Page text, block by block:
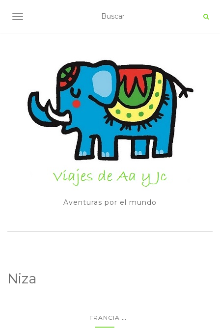
ALTERNAR NAVEGACIÓN
Aventuras por el mundo
Niza
FRANCIA ...